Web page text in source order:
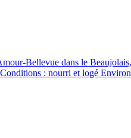
Bellevue dans le
: nourri et logé